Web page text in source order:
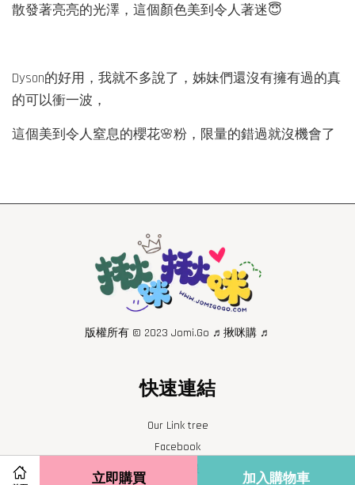
立即購買 加入購物車
散發著亮亮的光澤，這個顏色美到令人著迷😇
Dyson的好用，我就不多說了，姊妹們還沒有擁有過的真
的可以衝一波，
這個美到令人窒息的櫻花🌸粉，限量的錯過就沒機會了
版權所有 © 2023 Jomi.Go ♬揪咪購 ♬
快速連結
Our Link tree
Facebook